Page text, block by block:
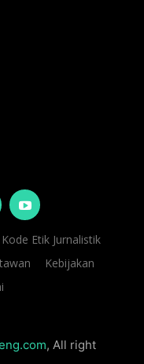
Kode Etik Jurnalistik
Kebijakan
, All right